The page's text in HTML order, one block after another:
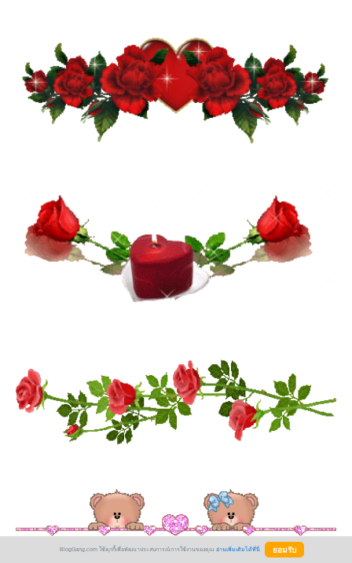
BlogGang.com ใช้คุกกี้เพื่อพัฒนาประสบการณ์การใช้งานของคุณ อ่านเพิ่มเติมได้ที่นี่